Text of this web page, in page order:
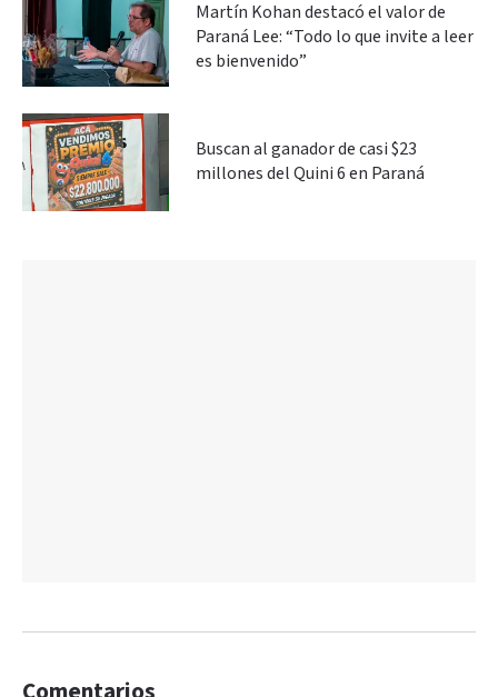
Martín Kohan destacó el valor de
Paraná Lee: “Todo lo que invite a leer
es bienvenido”
Buscan al ganador de casi $23
millones del Quini 6 en Paraná